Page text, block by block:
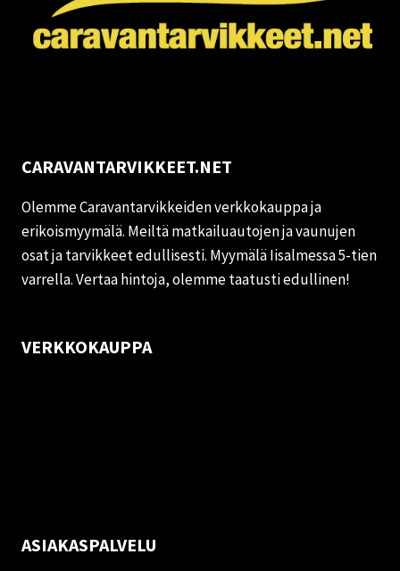
CARAVANTARVIKKEET.NET
Olemme Caravantarvikkeiden verkkokauppa ja
erikoismyymälä. Meiltä matkailuautojen ja vaunujen
osat ja tarvikkeet edullisesti. Myymälä Iisalmessa 5-tien
varrella. Vertaa hintoja, olemme taatusti edullinen!
VERKKOKAUPPA
ASIAKASPALVELU